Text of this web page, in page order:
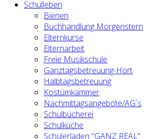
Schulleben
Bienen
Buchhandlung Morgenstern
Elternkurse
Elternarbeit
Freie Musikschule
Ganztagsbetreuung-Hort
Halbtagsbetreuung
Kostümkammer
Nachmittagsangebote/AG´s
Schulbücherei
Schulküche
Schülerladen "GANZ REAL"